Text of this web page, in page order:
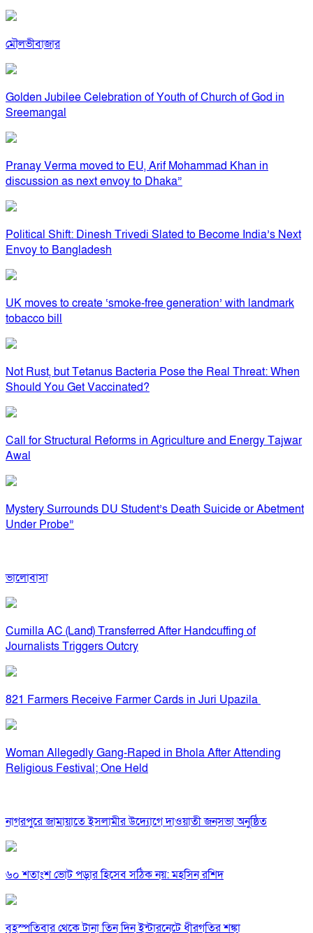
মৌলভীবাজার
Golden Jubilee Celebration of Youth of Church of God in
Sreemangal
Pranay Verma moved to EU, Arif Mohammad Khan in
discussion as next envoy to Dhaka”
Political Shift: Dinesh Trivedi Slated to Become India’s Next
Envoy to Bangladesh
UK moves to create ‘smoke-free generation’ with landmark
tobacco bill
Not Rust, but Tetanus Bacteria Pose the Real Threat: When
Should You Get Vaccinated?
Call for Structural Reforms in Agriculture and Energy Tajwar
Awal
Mystery Surrounds DU Student’s Death Suicide or Abetment
Under Probe”
ভালোবাসা
Cumilla AC (Land) Transferred After Handcuffing of
Journalists Triggers Outcry
821 Farmers Receive Farmer Cards in Juri Upazila
Woman Allegedly Gang-Raped in Bhola After Attending
Religious Festival; One Held
নাগরপুরে জামায়াতে ইসলামীর উদ্যোগে দাওয়াতী জনসভা অনুষ্ঠিত
৬০ শতাংশ ভোট পড়ার হিসেব সঠিক নয়: মহসিন রশিদ
বৃহস্পতিবার থেকে টানা তিন দিন ইন্টারনেটে ধীরগতির শঙ্কা